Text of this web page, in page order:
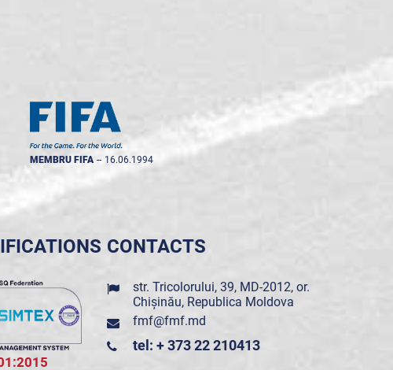
MEMBRU FIFA -- 16.06.1994
CONTACTS
str. Tricolorului, 39, MD-2012, or.
Chișinău, Republica Moldova
fmf@fmf.md
tel: + 373 22 210413